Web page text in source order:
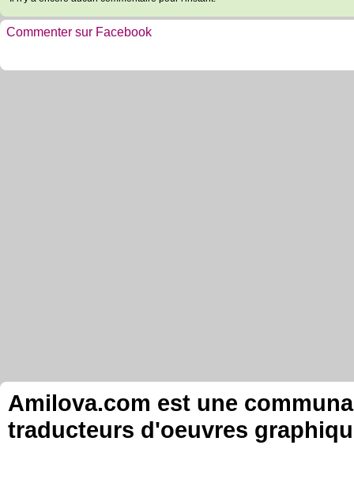
Commenter sur Facebook
Amilova.com est une
traducteurs d'oeuvres